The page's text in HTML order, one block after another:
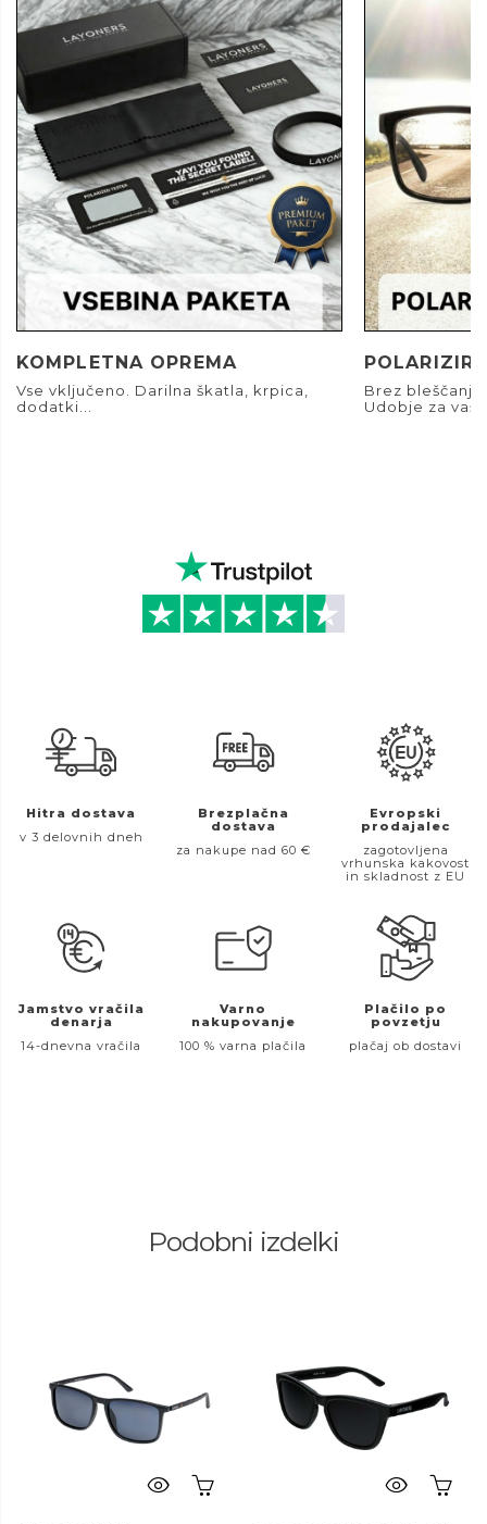
KOMPLETNA OPREMA
Vse vključeno. Darilna škatla, krpica,
dodatki...
Brez
Udobje za
Hitra dostava
v 3 delovnih dneh
Brezplačna
dostava
za nakupe nad 60 €
Evropski
prodajalec
zagotovljena
vrhunska kakovost
in skladnost z EU
Jamstvo vračila
denarja
14-dnevna vračila
Varno
nakupovanje
100 % varna plačila
Plačilo po
povzetju
plačaj ob dostavi
Podobni izdelki